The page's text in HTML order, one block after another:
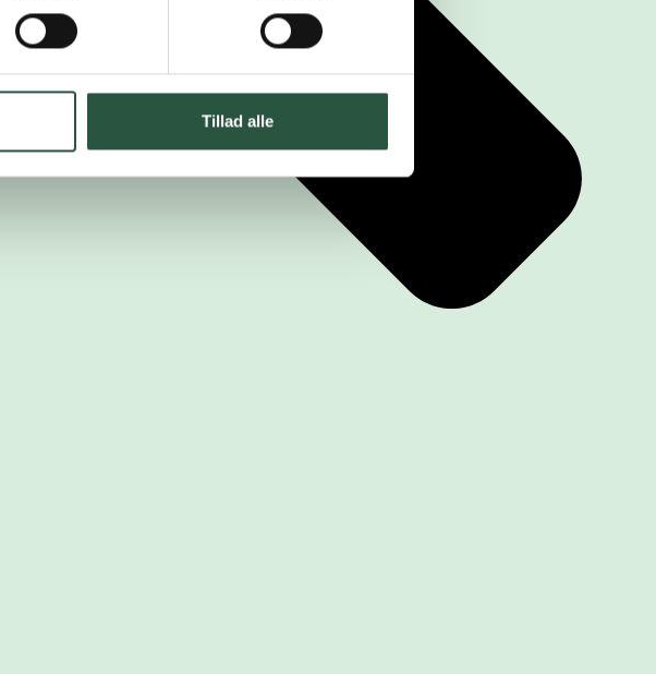
Tillad alle